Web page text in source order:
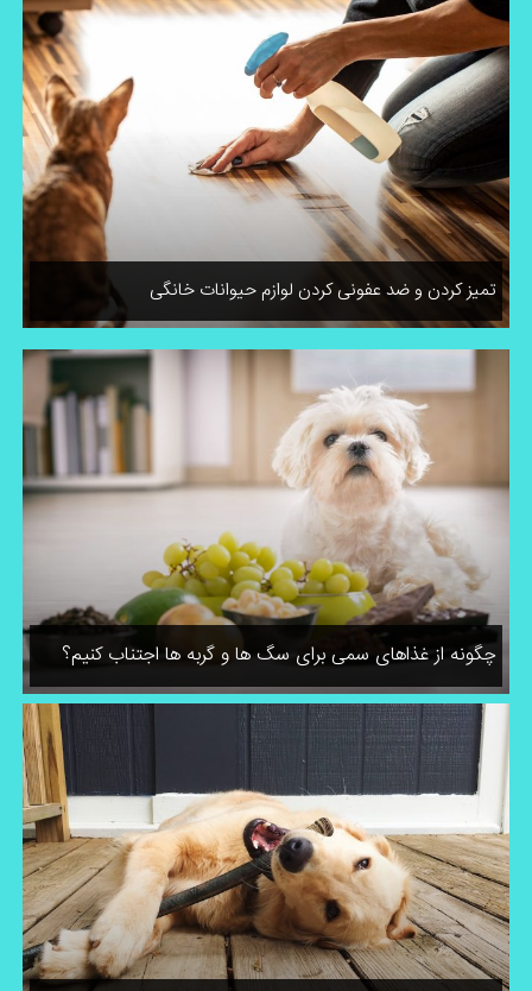
تمیز کردن و ضد عفونی کردن لوازم حیوانات خانگی
چگونه از غذاهای سمی برای سگ ها و گربه ها اجتناب کنیم؟